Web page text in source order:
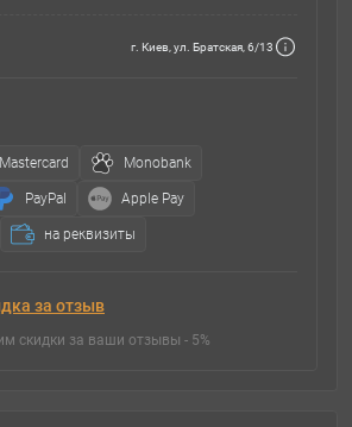
г. Киев, ул. Братская, 6/13
Mastercard Monobank
PayPal Apple Pay
на реквизиты
за отзыв
скидки за ваши отзывы - 5%